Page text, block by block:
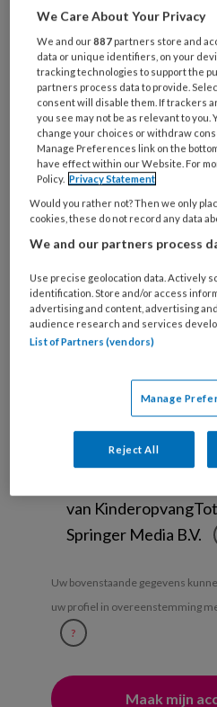
is
je
e-
mailadres?
* *
Kies
je
wachtwoord* *
Kies
functie *
Bij
organisatie
werk
je?
Untitled
Ontvang 2x per
KinderopvangTotaal
Ontvang iedere
Management
van
Springer Media B.V.
Uw bovenstaande gegevens
uw profiel in overeenstemming
?
We Care About Your Privacy
We and our887 partners store and
data or unique identifiers, on your
tracking technologies to support the
partners process data to provide.
consent will disable them. If trackers
you see may not be as relevant to
change your choices or withdraw
Manage Preferences link on the
have effect within our Website. For
Policy. Privacy Statement
Would you rather not? Then we only
cookies, these do not record any data
We and our partners process
Use precise geolocation data. Actively
identification. Store and/or access
advertising and content, advertising
audience research and services
List of Partners (vendors)
Manage
Reject All